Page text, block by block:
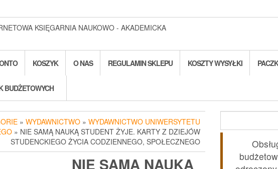
KSIĘGARNIA NAUKOWO - AKADEMICKA
KOSZYK O NAS REGULAMIN SKLEPU KOSZTY WYSYŁKI
BUDŻETOWYCH
» WYDAWNICTWO » WYDAWNICTWO UNIWERSYTETU
» NIE SAMĄ NAUKĄ STUDENT ŻYJE. KARTY Z DZIEJÓW
STUDENCKIEGO ŻYCIA CODZIENNEGO, SPOŁECZNEGO
NIE SAMĄ NAUKĄ